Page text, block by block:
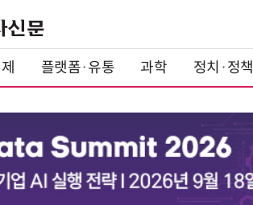
플랫폼·유통 과학 정치·정책